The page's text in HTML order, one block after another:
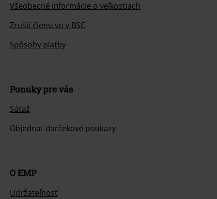
Všeobecné informácie o veľkostiach
Zrušiť členstvo v BSC
Spôsoby platby
Ponuky pre vás
Súťaž
Objednať darčekové poukazy
O EMP
Udržateľnosť